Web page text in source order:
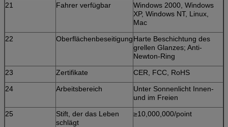
21
Fahrer verfügbar
Windows 2000, Windows
XP, Windows NT, Linux,
Mac
22
OberflächenbeseitigungHarte Beschichtung des
grellen Glanzes; Anti-
Newton-Ring
23
Zertifikate
CER, FCC, RoHS
24
Arbeitsbereich
Unter Sonnenlicht Innen-
und im Freien
25
Stift, der das Leben
schlägt
≥10,000,000/point